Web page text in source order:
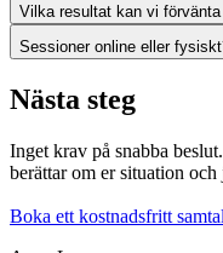
Vilka resultat kan vi
Sessioner online eller
Nästa steg
Inget krav på snabba
berättar om er situation och
Boka ett kostnadsfritt samtal